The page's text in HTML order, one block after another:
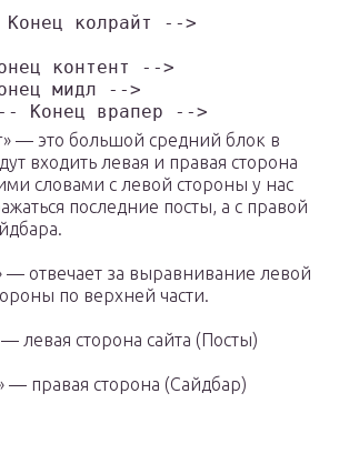
колрайт -->
контент -->
мидл -->
Конец врапер -->
— это большой средний блок в
входить левая и правая сторона
словами с левой стороны у нас
последние посты, а с правой
— отвечает за выравнивание левой
по верхней части.
левая сторона сайта (Посты)
— правая сторона (Сайдбар)